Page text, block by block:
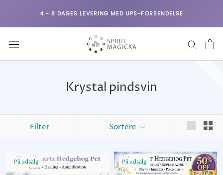
4 - 8 DAGES LEVERING MED UPS-FORSENDELSE
Krystal pindsvin
Filter Sortere
På udsalg På udsalg